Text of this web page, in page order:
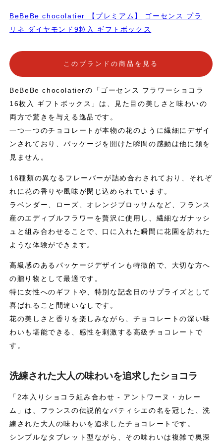
BeBeBe chocolatier 【プレミアム】 ゴーセンス プラ
リネ ダイヤモンド9粒入 ギフトボックス
このブランドの商品を見る
BeBeBe chocolatierの「ゴーセンス フラワーショコラ
16枚入 ギフトボックス」は、見た目の美しさと味わいの
両方で驚きを与える逸品です。
一つ一つのチョコレートが本物の花のように繊細にデザイ
ンされており、パッケージを開けた瞬間の感動は他に類を
見ません。
16種類の異なるフレーバーが詰め合わされており、それぞ
れに花の香りや風味が閉じ込められています。
ラベンダー、ローズ、オレンジブロッサムなど、フランス
産のエディブルフラワーを贅沢に使用し、繊細なガナッシ
ュと組み合わせることで、口に入れた瞬間に花園を訪れた
ような体験ができます。
高級感のあるパッケージデザインも特徴的で、大切な方へ
の贈り物として最適です。
特に女性へのギフトや、特別な記念日のサプライズとして
喜ばれること間違いなしです。
花の美しさと香りを楽しみながら、チョコレートの深い味
わいも堪能できる、感性を刺激する高級チョコレートで
す。
洗練された大人の味わいを追求したショコラ
「2本入りショコラ組み合わせ - アントワーヌ・カレー
ム」は、フランスの伝説的なパティシエの名を冠した、洗
練された大人の味わいを追求したチョコレートです。
シンプルなタブレット型ながら、その味わいは複雑で奥深